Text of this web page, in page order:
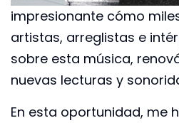
impresionante cómo
artistas, arreglistas e
sobre esta música,
nuevas lecturas y
En esta oportunidad, me